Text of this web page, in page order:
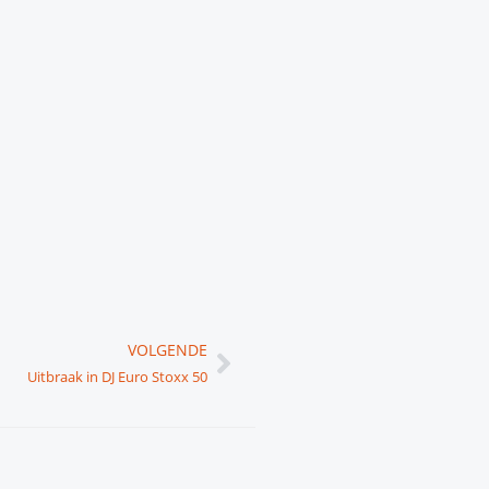
VOLGENDE
Uitbraak in DJ Euro Stoxx 50
Volgende